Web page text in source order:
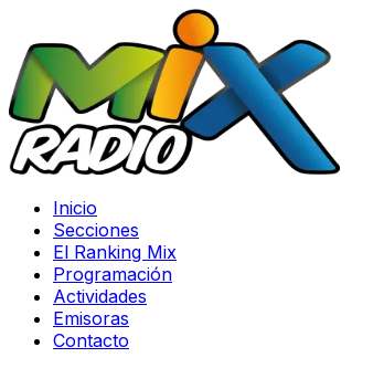
Inicio
Secciones
El Ranking Mix
Programación
Actividades
Emisoras
Contacto